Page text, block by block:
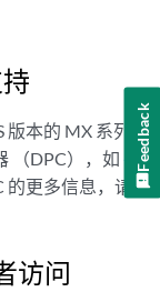
本的 MX 系列
（DPC），如
平
的更多信息，请
访问
Feedback